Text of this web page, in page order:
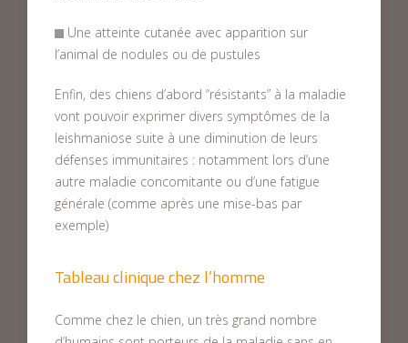
Une atteinte cutanée avec apparition sur
l’animal de nodules ou de pustules
Enfin, des chiens d’abord “résistants” à la maladie
vont pouvoir exprimer divers symptômes de la
leishmaniose suite à une diminution de leurs
défenses immunitaires : notamment lors d’une
autre maladie concomitante ou d’une fatigue
générale (comme après une mise-bas par
exemple)
Tableau clinique chez l’homme
Comme chez le chien, un très grand nombre